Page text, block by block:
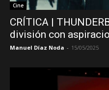
Cine
CRÍTICA |
división con
Manuel Díaz Noda - 15/05/2025